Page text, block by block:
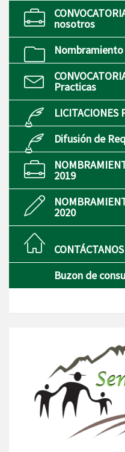
nosotros
Nombramiento
Practicas
Difusión de
2019
2020
CONTÁCTANOS
Buzon de